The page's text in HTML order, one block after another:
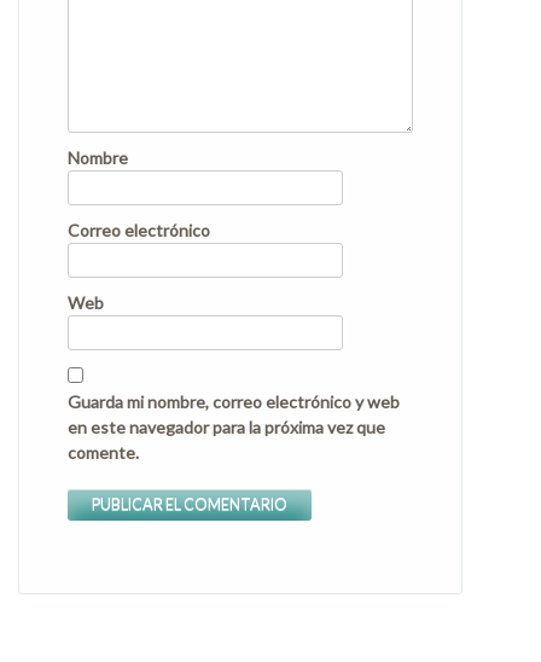
Nombre
Correo electrónico
Web
Guarda mi nombre, correo electrónico y web
en este navegador para la próxima vez que
comente.